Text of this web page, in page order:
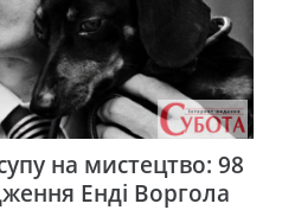
на мистецтво: 98
Енді Воргола